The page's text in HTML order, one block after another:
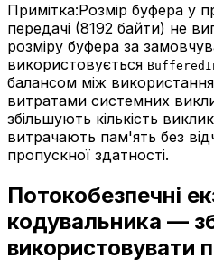
Примітка:Розмір буфера у
передачі (8192 байти) не
розміру буфера за
використовується
балансом між
витратами системних
збільшують кількість
витрачають пам'ять без
пропускної здатності.
Потокобезпечні
кодувальника —
використовувати